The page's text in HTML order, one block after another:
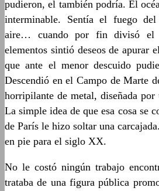
pudieron, el también podría. El
interminable. Sentía el fuego
aire… cuando por fin divisó el
elementos sintió deseos de apurar
que ante el menor descuido
Descendió en el Campo de Marte
horripilante de metal, diseñada
La simple idea de que esa cosa se
de París le hizo soltar una
en pie para el siglo XX.
No le costó ningún trabajo
trataba de una figura pública